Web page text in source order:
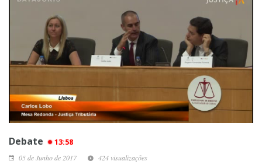
Debate 13:58
05 de Junho de 2017 424 visualizações